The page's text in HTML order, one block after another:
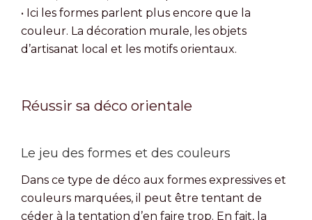
• Ici les formes parlent plus encore que la
couleur. La décoration murale, les objets
d’artisanat local et les motifs orientaux.
Réussir sa déco orientale
Le jeu des formes et des couleurs
Dans ce type de déco aux formes expressives et
couleurs marquées, il peut être tentant de
céder à la tentation d’en faire trop. En fait, la